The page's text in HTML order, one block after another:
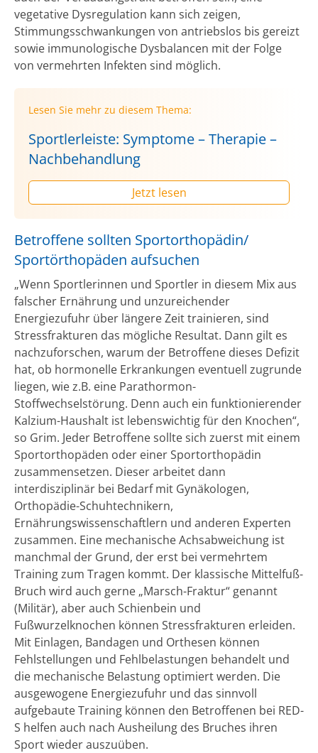
vegetative Dysregulation kann sich zeigen,
Stimmungsschwankungen von antriebslos bis gereizt
sowie immunologische Dysbalancen mit der Folge
von vermehrten Infekten sind möglich.
Lesen Sie mehr zu diesem Thema:
Sportlerleiste: Symptome – Therapie –
Nachbehandlung
Jetzt lesen
Betroffene sollten Sportorthopädin/
Sportörthopäden aufsuchen
„Wenn Sportlerinnen und Sportler in diesem Mix aus
falscher Ernährung und unzureichender
Energiezufuhr über längere Zeit trainieren, sind
Stressfrakturen das mögliche Resultat. Dann gilt es
nachzuforschen, warum der Betroffene dieses Defizit
hat, ob hormonelle Erkrankungen eventuell zugrunde
liegen, wie z.B. eine Parathormon-
Stoffwechselstörung. Denn auch ein funktionierender
Kalzium-Haushalt ist lebenswichtig für den Knochen“,
so Grim. Jeder Betroffene sollte sich zuerst mit einem
Sportorthopäden oder einer Sportorthopädin
zusammensetzen. Dieser arbeitet dann
interdisziplinär bei Bedarf mit Gynäkologen,
Orthopädie-Schuhtechnikern,
Ernährungswissenschaftlern und anderen Experten
zusammen. Eine mechanische Achsabweichung ist
manchmal der Grund, der erst bei vermehrtem
Training zum Tragen kommt. Der klassische Mittelfuß-
Bruch wird auch gerne „Marsch-Fraktur“ genannt
(Militär), aber auch Schienbein und
Fußwurzelknochen können Stressfrakturen erleiden.
Mit Einlagen, Bandagen und Orthesen können
Fehlstellungen und Fehlbelastungen behandelt und
die mechanische Belastung optimiert werden. Die
ausgewogene Energiezufuhr und das sinnvoll
aufgebaute Training können den Betroffenen bei RED-
S helfen auch nach Ausheilung des Bruches ihren
Sport wieder auszuüben.